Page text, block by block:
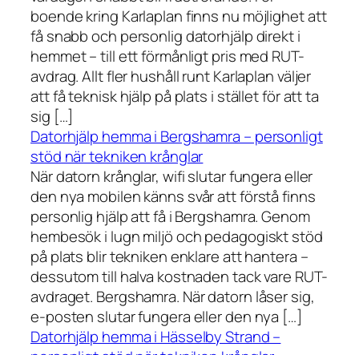
boende kring Karlaplan finns nu möjlighet att
få snabb och personlig datorhjälp direkt i
hemmet – till ett förmånligt pris med RUT-
avdrag. Allt fler hushåll runt Karlaplan väljer
att få teknisk hjälp på plats i stället för att ta
sig […]
Datorhjälp hemma i Bergshamra – personligt
stöd när tekniken krånglar
När datorn krånglar, wifi slutar fungera eller
den nya mobilen känns svår att förstå finns
personlig hjälp att få i Bergshamra. Genom
hembesök i lugn miljö och pedagogiskt stöd
på plats blir tekniken enklare att hantera –
dessutom till halva kostnaden tack vare RUT-
avdraget. Bergshamra. När datorn låser sig,
e-posten slutar fungera eller den nya […]
Datorhjälp hemma i Hässelby Strand –